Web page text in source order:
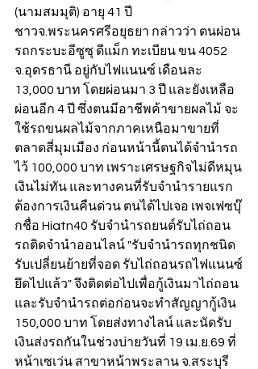
(นามสมมุติ) อายุ 41 ปี
ชาวจ.พระนครศรีอยุธยา กล่าวว่า ตนผ่อน
รถกระบะอีซูซุ ดีแม็ก ทะเบียน ขน 4052
จ.อุดรธานี อยู่กับไฟแนนซ์ เดือนละ
13,000 บาท โดยผ่อนมา 3 ปี และยังเหลือ
ผ่อนอีก 4 ปี ซึ่งตนมีอาชีพค้าขายผลไม้ จะ
ใช้รถขนผลไม้จากภาคเหนือมาขายที่
ตลาดสี่มุมเมือง ก่อนหน้านี้ตนได้จำนำรถ
ไว้ 100,000 บาท เพราะเศรษฐกิจไม่ดีหมุน
เงินไม่ทัน และทางคนที่รับจำนำรายแรก
ต้องการเงินคืนด่วน ตนได้ไปเจอ เพจเฟซบุ๊
กชื่อ Hiatn40 รับจำนำรถยนต์รับไถ่ถอน
รถติดจำนำออนไลน์ "รับจำนำรถทุกชนิด
รับเปลี่ยนย้ายที่จอด รับไถ่ถอนรถไฟแนนซ์
ยึดไปแล้ว" จึงติดต่อไปเพื่อกู้เงินมาไถ่ถอน
และรับจำนำรถต่อก่อนจะทำสัญญากู้เงิน
150,000 บาท โดยส่งทางไลน์ และนัดรับ
เงินส่งรถกันในช่วงบ่ายวันที่ 19 เม.ย.69 ที่
หน้าเซเว่น สาขาหน้าพระลาน จ.สระบุรี